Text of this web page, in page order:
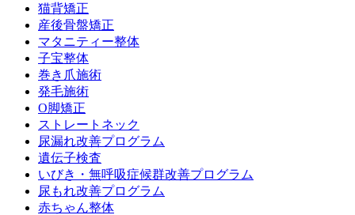
猫背矯正
産後骨盤矯正
マタニティー整体
子宝整体
巻き爪施術
発毛施術
O脚矯正
ストレートネック
尿漏れ改善プログラム
遺伝子検査
いびき・無呼吸症候群改善プログラム
尿もれ改善プログラム
赤ちゃん整体